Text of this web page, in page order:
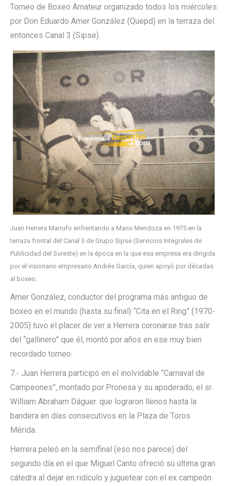
Torneo de Boxeo Amateur organizado todos los miércoles
por Don Eduardo Amer González (Quepd) en la terraza del
entonces Canal 3 (Sipse).
Juan Herrera Marrufo enfrentando a Mario Mendoza en 1975 en la
terraza frontal del Canal 3 de Grupo Sipse (Servicios Integrales de
Publicidad del Sureste) en la época en la que esa empresa era dirigida
por el visionario empresario Andrés García, quien apoyó por décadas
al boxeo.
Amer González, conductor del programa más antiguo de
boxeo en el mundo (hasta su final) “Cita en el Ring” (1970-
2005) tuvo el placer de ver a Herrera coronarse tras salir
del “gallinero” que él, montó por años en ese muy bien
recordado torneo.
7.- Juan Herrera participó en el inolvidable “Carnaval de
Campeones”, montado por Pronesa y su apoderado, el sr.
William Abraham Dáguer. que lograron llenos hasta la
bandera en días consecutivos en la Plaza de Toros
Mérida.
Herrera peleó en la semifinal (eso nos parece) del
segundo día en el que Miguel Canto ofreció su última gran
cátedra al dejar en ridículo y juguetear con el ex campeón